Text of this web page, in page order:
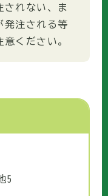
されない、ま
発注される等
ください。
5